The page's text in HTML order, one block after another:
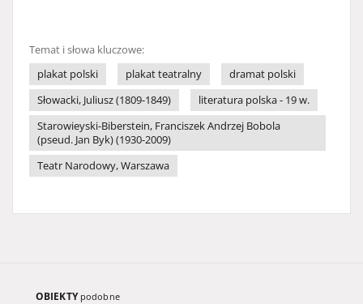
Temat i słowa kluczowe:
plakat polski
plakat teatralny
dramat polski
Słowacki, Juliusz (1809-1849)
literatura polska - 19 w.
Starowieyski-Biberstein, Franciszek Andrzej Bobola
(pseud. Jan Byk) (1930-2009)
Teatr Narodowy, Warszawa
OBIEKTY podobne